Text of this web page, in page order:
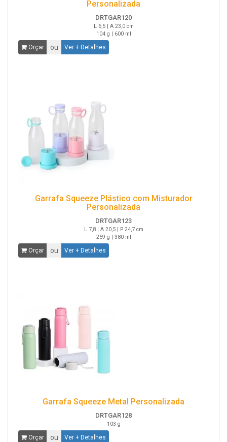
Personalizada
DRTGAR120
L 6,5 | A 23,0 cm
104 g | 600 ml
Orçar ou Ver + Detalhes
Garrafa Squeeze Plástico com Misturador
Personalizada
DRTGAR123
L 7,8 | A 20,5 | P 24,7 cm
259 g | 380 ml
Orçar ou Ver + Detalhes
Garrafa Squeeze Metal Personalizada
DRTGAR128
103 g
Orçar ou Ver + Detalhes